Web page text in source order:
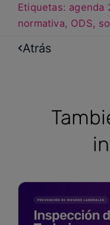
Etiquetas: agenda
normativa, ODS,
Atrás